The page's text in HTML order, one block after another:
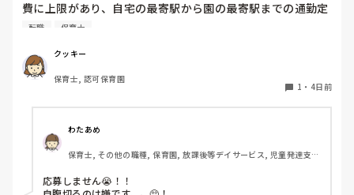
費に上限があり、自宅の最寄駅から園の最寄駅までの通勤定
期代が5,000円ほどオーバーします
私としてはなかなか大きい金額なので、この時点で応募を迷
っているのですが、皆さんならどうしますか？
転職 保育士
クッキー
保育士, 認可保育園
1 ・ 4日前
わたあめ
保育士, その他の職種, 保育園, 放課後等デイサービス, 児童発達支援
応募しません😭！！